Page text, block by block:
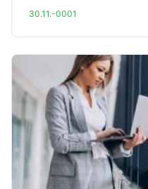
30.11.-0001